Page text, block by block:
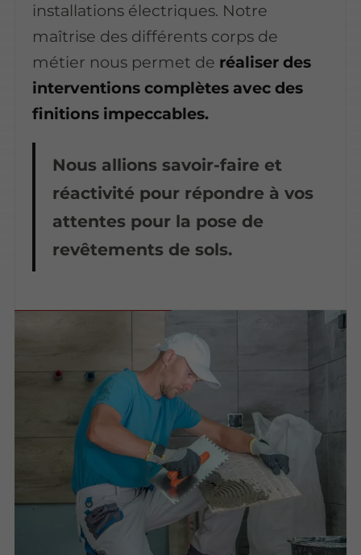
installations électriques. Notre
maîtrise des différents corps de
métier nous permet de réaliser des
interventions complètes avec des
finitions impeccables.
Nous allions savoir-faire et
réactivité pour répondre à vos
attentes pour la pose de
revêtements de sols.